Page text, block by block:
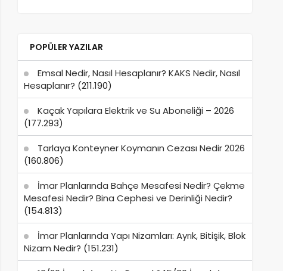
POPÜLER YAZILAR
Emsal Nedir, Nasıl Hesaplanır? KAKS Nedir, Nasıl
Hesaplanır? (211.190)
Kaçak Yapılara Elektrik ve Su Aboneliği – 2026
(177.293)
Tarlaya Konteyner Koymanın Cezası Nedir 2026
(160.806)
İmar Planlarında Bahçe Mesafesi Nedir? Çekme
Mesafesi Nedir? Bina Cephesi ve Derinliği Nedir?
(154.813)
İmar Planlarında Yapı Nizamları: Ayrık, Bitişik, Blok
Nizam Nedir? (151.231)